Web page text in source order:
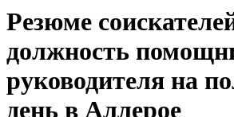
Резюме
должность
руководителя на
день в Аллерое